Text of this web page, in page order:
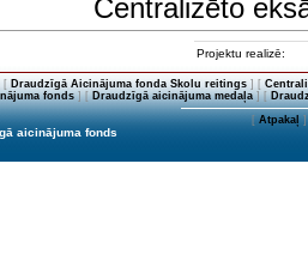
Centralizēto
Projektu realizē:
[ Draudzīgā Aicinājuma fonda Skolu reitings] [
fonds] [Draudzīgā aicinājuma medaļa] [
[Atpakaļ]
aicinājuma fonds